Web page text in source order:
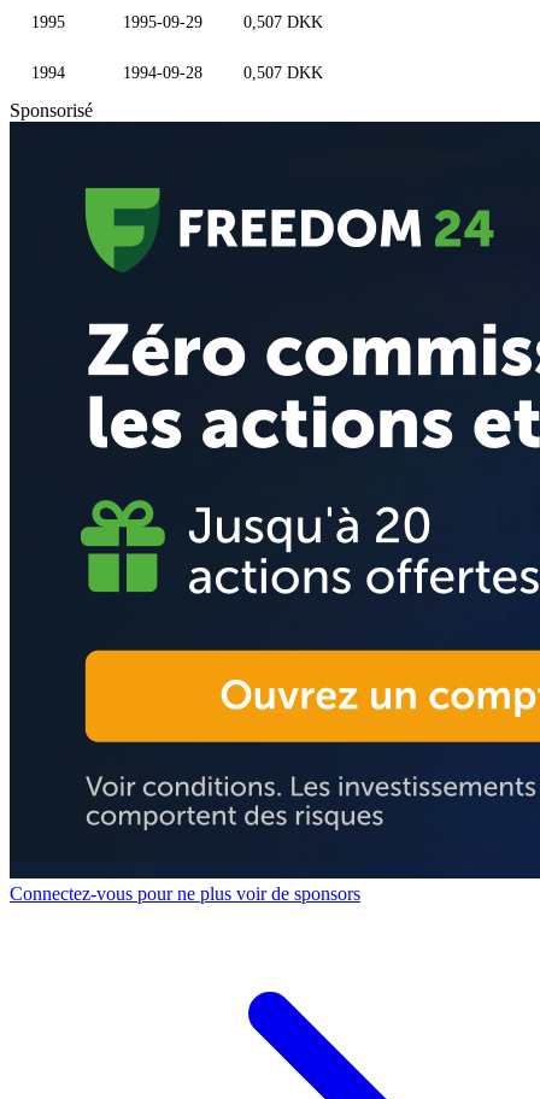
1995 1995-09-29 0,507 DKK
1994 1994-09-28 0,507 DKK
Sponsorisé
Connectez-vous pour ne plus voir de sponsors